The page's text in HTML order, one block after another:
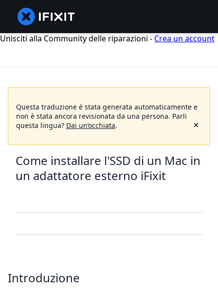
Unisciti alla Community delle riparazioni - Crea un account
Questa traduzione è stata generata automaticamente e
non è stata ancora revisionata da una persona. Parli
questa lingua? Dai un’occhiata.
Come installare l'SSD di un Mac in
un adattatore esterno iFixit
Introduzione